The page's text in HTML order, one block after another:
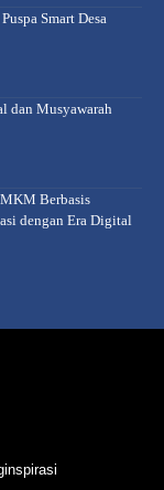
Smart Desa
dan Musyawarah
Berbasis
dengan Era Digital